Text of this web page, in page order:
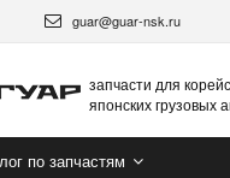
guar@guar-nsk.ru
запчасти для
японских грузовых
по запчастям